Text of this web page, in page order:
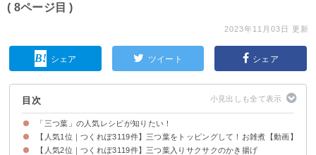
( 8ページ目 )
2023年11月03日 更新
シェア ツイート シェア
目次
「三つ葉」の人気レシピが知りたい！
【人気1位｜つくれぽ3119件】三つ葉をトッピングして！お雑煮【動画】
【人気2位｜つくれぽ3119件】三つ葉入りサクサクのかき揚げ